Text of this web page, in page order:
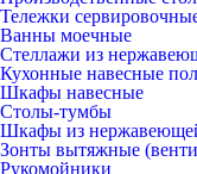
Тележки
Ванны моечные
Стеллажи из
Кухонные навесные
Шкафы навесные
Столы-тумбы
Шкафы из
Зонты вытяжные
Рукомойники